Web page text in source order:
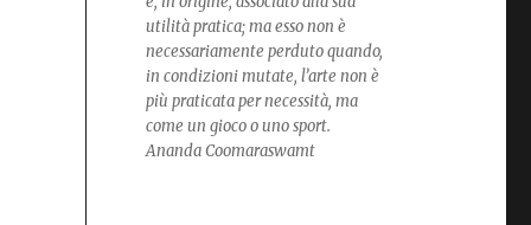
utilità pratica; ma esso non è
necessariamente perduto quando,
in condizioni mutate, l’arte non è
più praticata per necessità, ma
come un gioco o uno sport.
Ananda Coomaraswamt